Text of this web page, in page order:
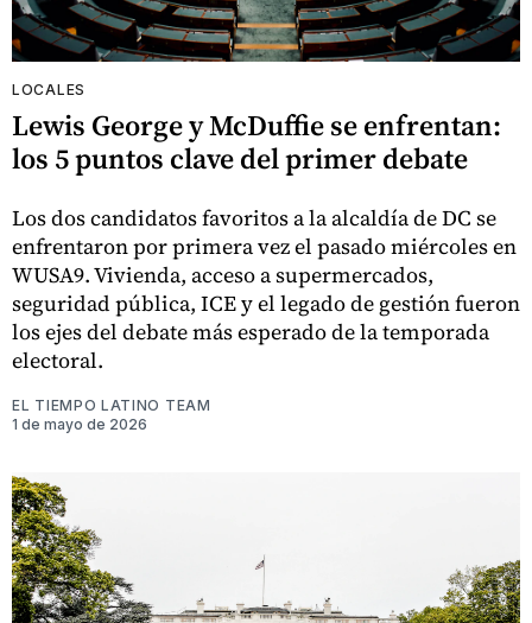
LOCALES
Lewis George y McDuffie se enfrentan:
los 5 puntos clave del primer debate
Los dos candidatos favoritos a la alcaldía de DC se
enfrentaron por primera vez el pasado miércoles en
WUSA9. Vivienda, acceso a supermercados,
seguridad pública, ICE y el legado de gestión fueron
los ejes del debate más esperado de la temporada
electoral.
EL TIEMPO LATINO TEAM
1 de mayo de 2026